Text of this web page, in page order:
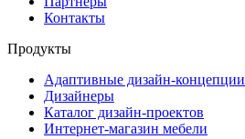
Контакты
Продукты
Адаптивные дизайн-концепции
Дизайнеры
Каталог дизайн-проектов
Интернет-магазин мебели